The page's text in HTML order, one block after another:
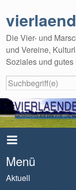
Die Vier- und
und Vereine,
Soziales und gutes
Menü
Aktuell